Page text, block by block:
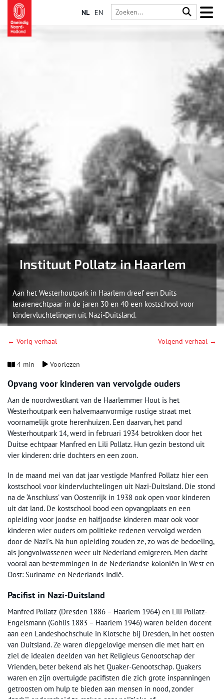
NL EN
Instituut Pollatz in Haarlem
Aan het Westerhoutpark in Haarlem dreef een Duits
lerarenechtpaar in de jaren 30 en 40 een kostschool voor
kindervluchtelingen uit Nazi-Duitsland.
← Vorig verhaal Volgend verhaal →
4 min Voorlezen
Opvang voor kinderen van vervolgde ouders
Aan de noordwestkant van de Haarlemmer Hout is het
Westerhoutpark een halvemaanvormige rustige straat met
voornamelijk grote herenhuizen. Een daarvan, het pand
Westerhoutpark 14, werd in februari 1934 betrokken door het
Duitse echtpaar Manfred en Lili Pollatz. Hun gezin bestond uit
vier kinderen: drie dochters en een zoon.
In de maand mei van dat jaar vestigde Manfred Pollatz hier een
kostschool voor kindervluchtelingen uit Nazi-Duitsland. Die stond
na de ‘Anschluss’ van Oostenrijk in 1938 ook open voor kinderen
uit dat land. De kostschool bood een opvangplaats en een
opleiding voor joodse en halfjoodse kinderen maar ook voor
kinderen wier ouders om politieke redenen vervolgd werden
door de Nazi’s. Na hun opleiding zouden ze, zo was de bedoeling,
als jongvolwassenen weer uit Nederland emigreren. Men dacht
vooral aan bestemmingen in de Nederlandse koloniën in West en
Oost: Suriname en Nederlands-Indië.
Pacifist in Nazi-Duitsland
Manfred Pollatz (Dresden 1886 – Haarlem 1964) en Lili Pollatz-
Engelsmann (Gohlis 1883 – Haarlem 1946) waren beiden docent
aan een Landeshochschule in Klotsche bij Dresden, in het oosten
van Duitsland. Ze waren diepgelovige mensen die met hart en
ziel de idealen deelden van het Religieus Genootschap der
Vrienden, beter bekend als het Quaker-Genootschap. Quakers
waren en zijn overtuigde pacifisten die zich grote inspanningen
getroosten om hulp te bieden aan mensen in nood, zonder